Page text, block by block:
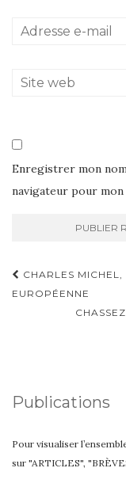
Enregistrer mon
navigateur pour
d'article
CHARLES
EUROPÉENNE
Publications
Pour visualiser
sur "ARTICLES",